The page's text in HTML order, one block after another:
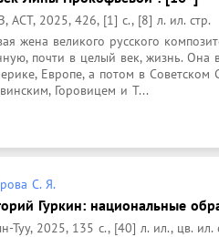
АСТ, 2025, 426, [1] с., [8] л. ил. стр.
жена великого русского
почти в целый век, жизнь. Она
Европе, а потом в
Горовицем и Т...
С. Я.
Гуркин: национальные
Туу, 2025, 135 с., [40] л. ил., цв. ил.